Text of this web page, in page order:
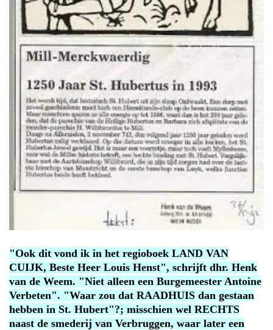
"Ook dit vond ik in het regioboek LAND VAN
CUIJK, Beste Heer Louis Henst", schrijft dhr. Henk
van de Weem. "Niet alleen een Burgemeester Antoine
Verbeten". "Waar zou dat RAADHUIS dan gestaan
hebben in St. Hubert"?; misschien wel RECHTS
naast de smederij van Verbruggen, waar later een